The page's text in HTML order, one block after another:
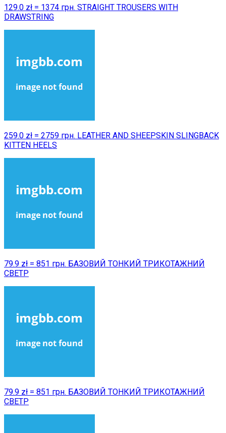
129.0 zł = 1374 грн. STRAIGHT TROUSERS WITH
DRAWSTRING
259.0 zł = 2759 грн. LEATHER AND SHEEPSKIN SLINGBACK
KITTEN HEELS
79.9 zł = 851 грн. БАЗОВИЙ ТОНКИЙ ТРИКОТАЖНИЙ
СВЕТР
79.9 zł = 851 грн. БАЗОВИЙ ТОНКИЙ ТРИКОТАЖНИЙ
СВЕТР